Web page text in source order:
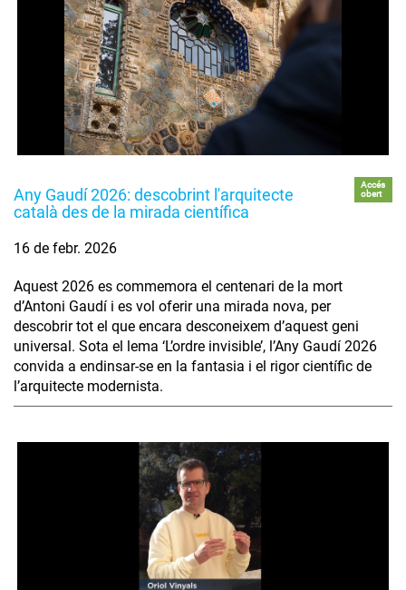
Any Gaudí 2026: descobrint l'arquitecte
català des de la mirada científica
Accés
obert
16 de febr. 2026
Aquest 2026 es commemora el centenari de la mort
d’Antoni Gaudí i es vol oferir una mirada nova, per
descobrir tot el que encara desconeixem d’aquest geni
universal. Sota el lema ‘L’ordre invisible’, l’Any Gaudí 2026
convida a endinsar-se en la fantasia i el rigor científic de
l’arquitecte modernista.